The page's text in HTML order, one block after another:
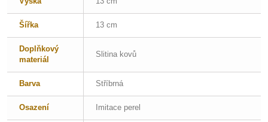
Šířka 13 cm
Doplňkový
materiál
Slitina kovů
Barva Stříbrná
Osazení Imitace perel